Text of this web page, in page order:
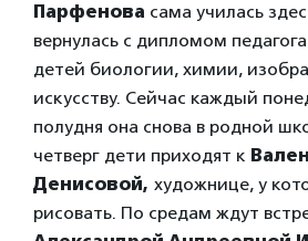
Парфенова сама училась
вернулась с дипломом
детей биологии, химии,
искусству. Сейчас каждый
полудня она снова в родной
четверг дети приходят к
Денисовой, художнице, у
рисовать. По средам ждут